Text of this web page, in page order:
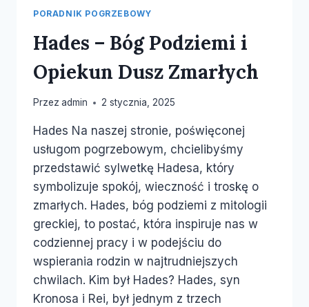
PORADNIK POGRZEBOWY
Hades – Bóg Podziemi i
Opiekun Dusz Zmarłych
Przez admin 2 stycznia, 2025
Hades Na naszej stronie, poświęconej
usługom pogrzebowym, chcielibyśmy
przedstawić sylwetkę Hadesa, który
symbolizuje spokój, wieczność i troskę o
zmarłych. Hades, bóg podziemi z mitologii
greckiej, to postać, która inspiruje nas w
codziennej pracy i w podejściu do
wspierania rodzin w najtrudniejszych
chwilach. Kim był Hades? Hades, syn
Kronosa i Rei, był jednym z trzech